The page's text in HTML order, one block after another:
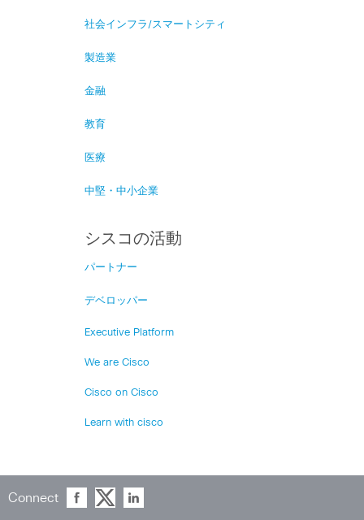
社会インフラ/スマートシティ
製造業
金融
教育
医療
中堅・中小企業
シスコの活動
パートナー
デベロッパー
Executive Platform
We are Cisco
Cisco on Cisco
Learn with cisco
Connect